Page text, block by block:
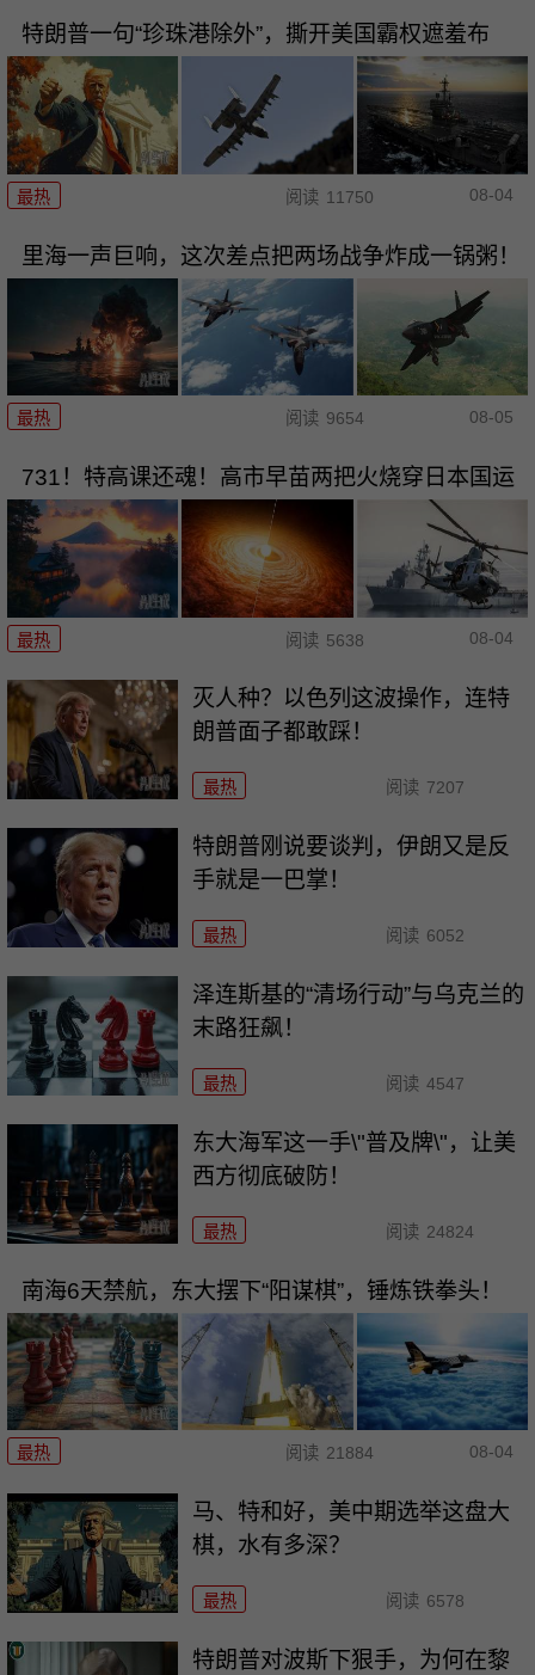
特朗普一句“珍珠港除外”，撕开美国霸权遮羞布
最热 阅读 11750 08-04
里海一声巨响，这次差点把两场战争炸成一锅粥！
最热 阅读 9654 08-05
731！特高课还魂！高市早苗两把火烧穿日本国运
最热 阅读 5638 08-04
灭人种？以色列这波操作，连特
朗普面子都敢踩！
最热 阅读 7207
特朗普刚说要谈判，伊朗又是反
手就是一巴掌！
最热 阅读 6052
泽连斯基的“清场行动”与乌克兰的
末路狂飙！
最热 阅读 4547
东大海军这一手\"普及牌\"，让美
西方彻底破防！
最热 阅读 24824
南海6天禁航，东大摆下“阳谋棋”，锤炼铁拳头！
最热 阅读 21884 08-04
马、特和好，美中期选举这盘大
棋，水有多深？
最热 阅读 6578
特朗普对波斯下狠手，为何在黎